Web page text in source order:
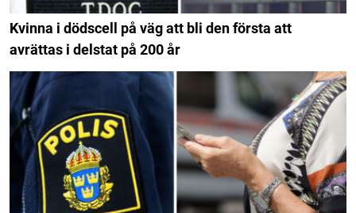
Kvinna i dödscell på väg att bli den första att
avrättas i delstat på 200 år